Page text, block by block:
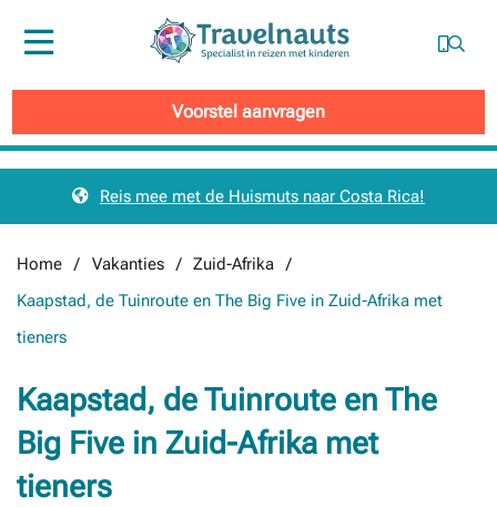
Voorstel aanvragen
Reis mee met de Huismuts naar Costa Rica!
Home Vakanties
Zuid-Afrika
Kaapstad, de Tuinroute en The Big Five in Zuid-Afrika met
tieners
Kaapstad, de Tuinroute en The
Big Five in Zuid-Afrika met
tieners